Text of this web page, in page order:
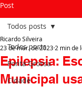
Post
Todos posts
Ponta Grossa
Cidade
Todos posts
Epilepsia:
Municipal
Ricardo Silveira
23 de mar. de 2023 2 min de